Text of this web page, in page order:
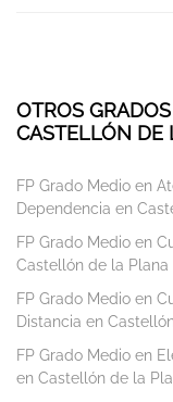
OTROS
CASTELLÓN DE
FP Grado Medio en
Dependencia en
FP Grado Medio en
Castellón de la Plana
FP Grado Medio en
Distancia en
FP Grado Medio en
en Castellón de la